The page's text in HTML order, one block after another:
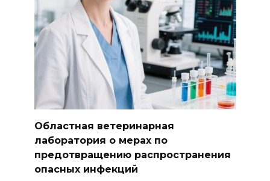
Областная ветеринарная
лаборатория о мерах по
предотвращению распространения
опасных инфекций